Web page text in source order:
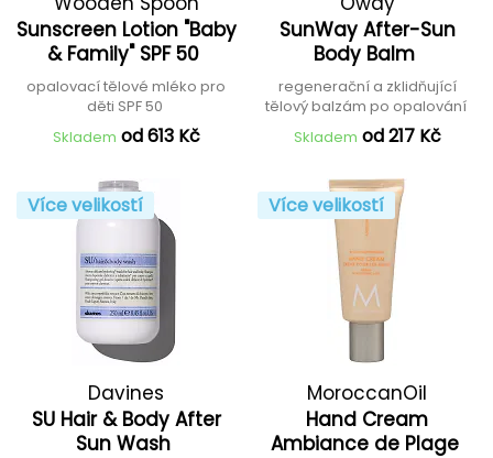
Sunscreen Lotion "Baby
& Family" SPF 50
opalovací tělové mléko pro
děti SPF 50
Skladem od 613 Kč
SunWay After-Sun
Body Balm
regenerační a zklidňující
tělový balzám po opalování
Skladem od 217 Kč
Více velikostí
Davines
SU Hair & Body After
Sun Wash
Více velikostí
MoroccanOil
Hand Cream
Ambiance de Plage